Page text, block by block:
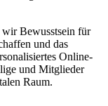
Bewusstsein für
und das
Online-
und Mitglieder
Raum.